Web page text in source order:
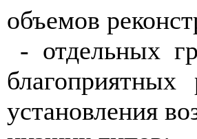
объемов реко
- отдельных
благоприятных
установления во